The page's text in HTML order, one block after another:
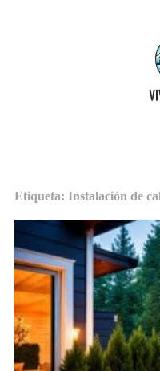
Etiqueta: Instalación de